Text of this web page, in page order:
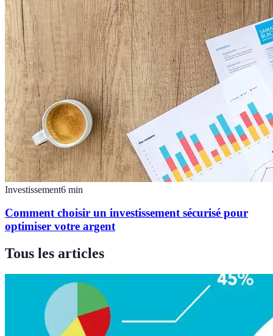
Investissement6 min
Comment choisir un investissement sécurisé pour
optimiser votre argent
Tous les articles